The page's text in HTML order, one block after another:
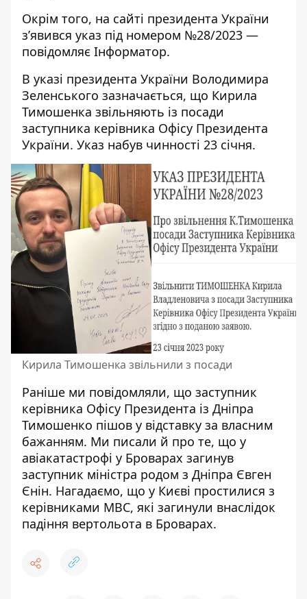
Окрім того, на сайті президента України
з’явився указ під номером №28/2023 —
повідомляє Інформатор.
В указі президента України Володимира
Зеленського зазначається, що Кирила
Тимошенка звільняють із посади
заступника керівника Офісу Президента
України. Указ набув чинності 23 січня.
Кирила Тимошенка звільнили з посади
Раніше ми повідомляли, що заступник
керівника Офісу Президента із Дніпра
Тимошенко пішов у відставку за власним
бажанням. Ми писали й про те, що у
авіакатастрофі у Броварах загинув
заступник міністра родом з Дніпра Євген
Єнін. Нагадаємо, що у Києві простилися з
керівниками МВС, які загинули внаслідок
падіння вертольота в Броварах.